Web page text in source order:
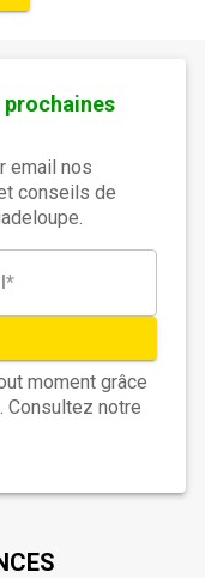
prochaines
email nos
conseils de
moment grâce
Consultez notre